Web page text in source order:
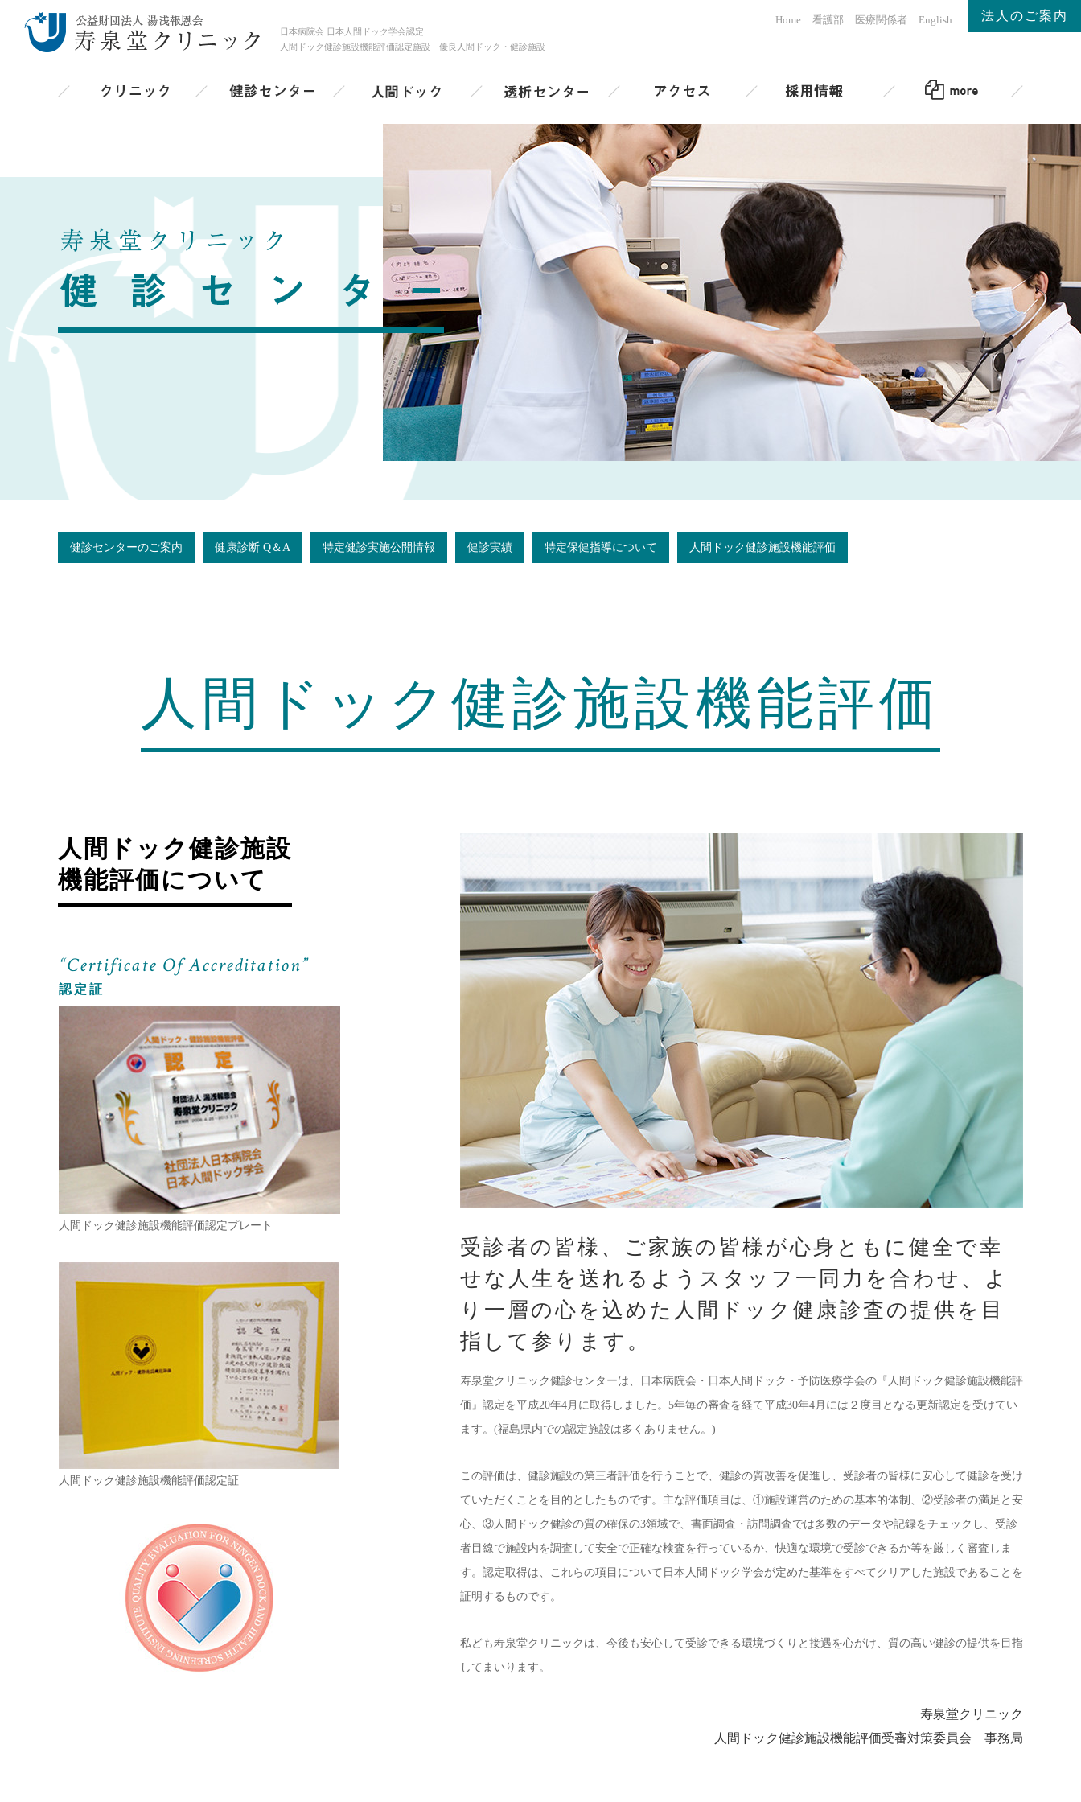
日本病院会 日本人間ドック学会認定
人間ドック健診施設機能評価認定施設 優良人間ドック・健診施設
Home 看護部 医療関係者 English 法人のご案内
健診センターのご案内 健康診断 Q＆A 特定健診実施公開情報 健診実績 特定保健指導について 人間ドック健診施設機能評価
人間ドック健診施設機能評価
人間ドック健診施設
機能評価について
受診者の皆様、ご家族の皆様が心身ともに健全で幸
せな人生を送れるようスタッフ一同力を合わせ、よ
り一層の心を込めた人間ドック健康診査の提供を目
指して参ります。
寿泉堂クリニック健診センターは、日本病院会・日本人間ドック・予防医療学会の『人間ドック健診施設機能評
価』認定を平成20年4月に取得しました。5年毎の審査を経て平成30年4月には２度目となる更新認定を受けてい
ます。(福島県内での認定施設は多くありません。)
この評価は、健診施設の第三者評価を行うことで、健診の質改善を促進し、受診者の皆様に安心して健診を受け
ていただくことを目的としたものです。主な評価項目は、①施設運営のための基本的体制、②受診者の満足と安
心、③人間ドック健診の質の確保の3領域で、書面調査・訪問調査では多数のデータや記録をチェックし、受診
者目線で施設内を調査して安全で正確な検査を行っているか、快適な環境で受診できるか等を厳しく審査しま
す。認定取得は、これらの項目について日本人間ドック学会が定めた基準をすべてクリアした施設であることを
証明するものです。
私ども寿泉堂クリニックは、今後も安心して受診できる環境づくりと接遇を心がけ、質の高い健診の提供を目指
してまいります。
寿泉堂クリニック
人間ドック健診施設機能評価受審対策委員会 事務局
“Certificate Of Accreditation”
認定証
人間ドック健診施設機能評価認定プレート
人間ドック健診施設機能評価認定証